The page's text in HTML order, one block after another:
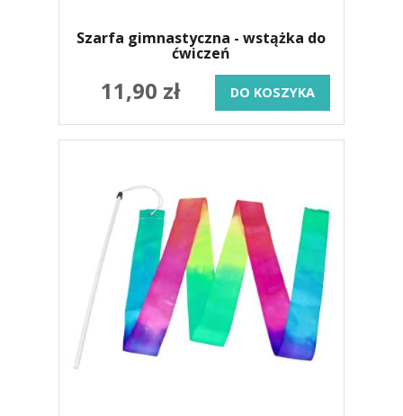
Szarfa gimnastyczna - wstążka do
ćwiczeń
11,90 zł DO KOSZYKA